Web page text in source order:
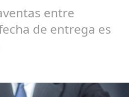
entre
de entrega es